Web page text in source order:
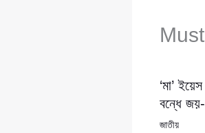
‘মা’
বন্ধে জয়-
জাতীয়